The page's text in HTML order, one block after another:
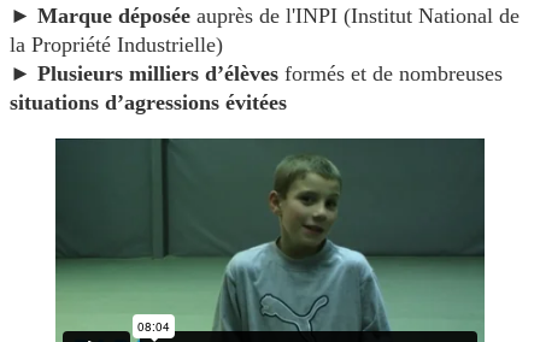
► Marque déposée auprès de l'INPI (Institut National de
la Propriété Industrielle)
► Plusieurs milliers d’élèves formés et de nombreuses
situations d’agressions évitées